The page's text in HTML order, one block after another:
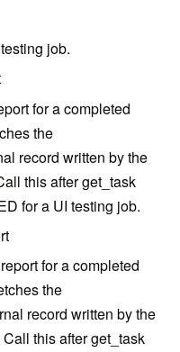
job.
for a completed
the
record written by the
this after get_task
for a UI testing job.
for a completed
the
record written by the
this after get_task